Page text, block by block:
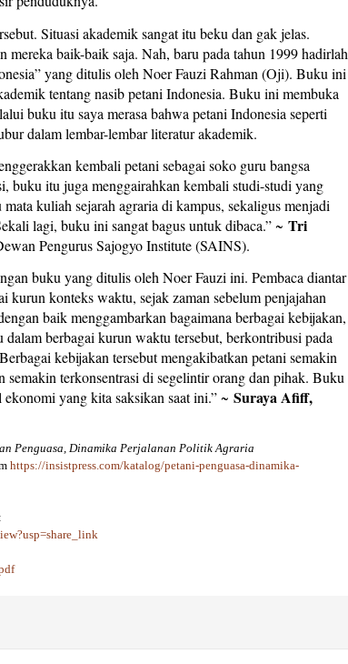
Situasi akademik sangat itu beku dan gak jelas.
baik-baik saja. Nah, baru pada tahun 1999 hadirlah
yang ditulis oleh Noer Fauzi Rahman (Oji). Buku ini
tentang nasib petani Indonesia. Buku ini membuka
buku itu saya merasa bahwa petani Indonesia seperti
dalam lembar-lembar literatur akademik.
kembali petani sebagai soko guru bangsa
buku itu juga menggairahkan kembali studi-studi yang
kuliah sejarah agraria di kampus, sekaligus menjadi
lagi, buku ini sangat bagus untuk dibaca.” ~ Tri
Pengurus Sajogyo Institute (SAINS).
buku yang ditulis oleh Noer Fauzi ini. Pembaca diantar
konteks waktu, sejak zaman sebelum penjajahan
baik menggambarkan bagaimana berbagai kebijakan,
berbagai kurun waktu tersebut, berkontribusi pada
kebijakan tersebut mengakibatkan petani semakin
semakin terkonsentrasi di segelintir orang dan pihak. Buku
yang kita saksikan saat ini.” ~ Suraya Afiff,
Penguasa, Dinamika Perjalanan Politik Agraria
https://insistpress.com/katalog/petani-penguasa-dinamika-